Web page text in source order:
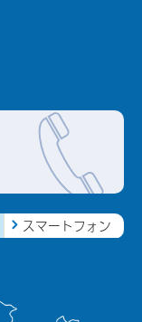
スマートフォン